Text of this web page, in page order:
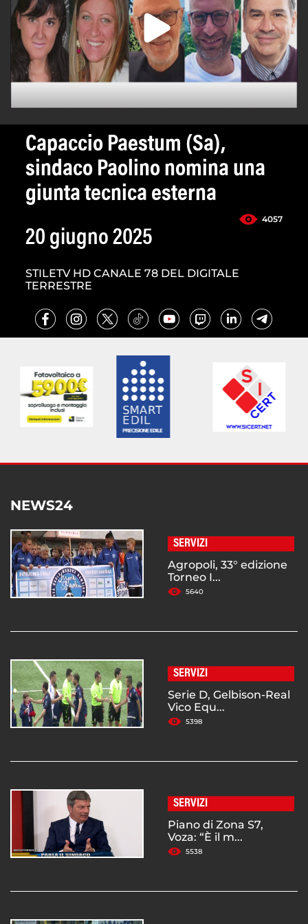
Capaccio Paestum (Sa),
sindaco Paolino nomina una
giunta tecnica esterna
4057
20 giugno 2025
STILETV HD CANALE 78 DEL DIGITALE
TERRESTRE
NEWS24
SERVIZI
Agropoli, 33° edizione
Torneo I...
5640
SERVIZI
Serie D, Gelbison-Real
Vico Equ...
5398
SERVIZI
Piano di Zona S7,
Voza: “È il m...
5538